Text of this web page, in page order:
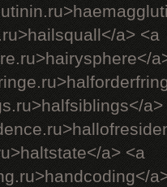
a> <a
a>
a> <a